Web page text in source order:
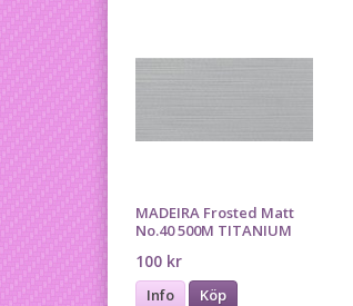
MADEIRA Frosted Matt
No.40 500M TITANIUM
100 kr
Info Köp